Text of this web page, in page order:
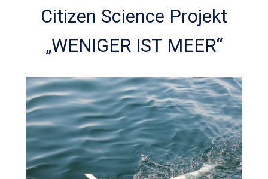
Citizen Science Projekt
„WENIGER IST MEER“